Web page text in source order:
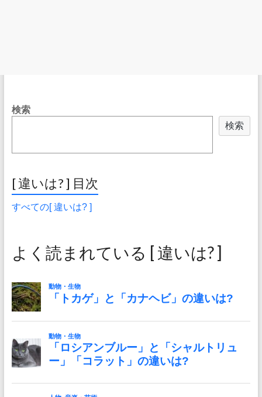
検索
検索
[ 違いは? ] 目次
すべての[ 違いは? ]
よく読まれている [ 違いは? ]